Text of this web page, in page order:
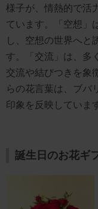
様子が、情熱的で活
ています。「空想」
し、空想の世界へと
す。「交流」は、多
交流や結びつきを象
らの花言葉は、ブバ
印象を反映していま
誕生日のお花ギ